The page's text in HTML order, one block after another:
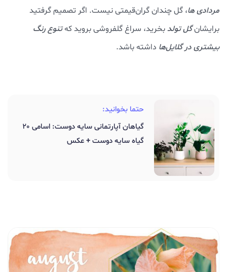
مردادی ها، گل چندان گران‌قیمتی نیست. اگر تصمیم گرفتید
برایشانگل تولدبخرید، سراغ گلفروشی بروید کهتنوع رنگ
بیشتری در گلایل‌ها داشته باشد.
حتما بخوانید:
گیاهان آپارتمانی سایه دوست: اسامی 20
گیاه سایه دوست + عکس